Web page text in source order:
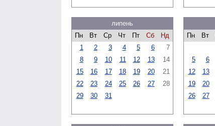
липень
Пн
Вт Ср Чт Пт Сб
Нд
1
2 3 4 5 6
7
8
9 10 11 12 13
14
15
16 17 18 19 20
21
22
23 24 25 26 27
28
29
30 31
Пн
Вт
5
6
12
13
19
20
26
27